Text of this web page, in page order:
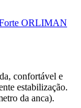
ORLIMAN
confortável e
estabilização.
da anca).